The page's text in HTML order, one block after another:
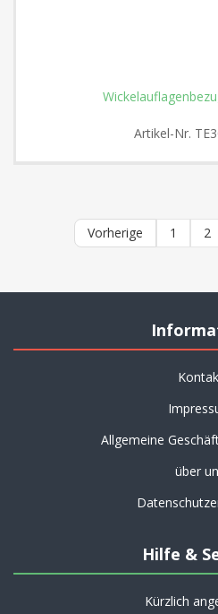
Artikel-Nr.
Vorherige 1 2
Allgemeine
über
Hilfe &
Kürzlich